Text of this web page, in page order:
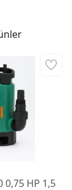
0,75 HP 1,5